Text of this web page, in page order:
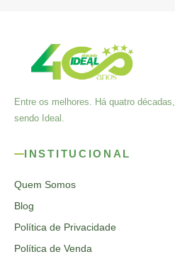
Entre os melhores. Há quatro décadas,
sendo Ideal.
INSTITUCIONAL
Quem Somos
Blog
Política de Privacidade
Política de Venda